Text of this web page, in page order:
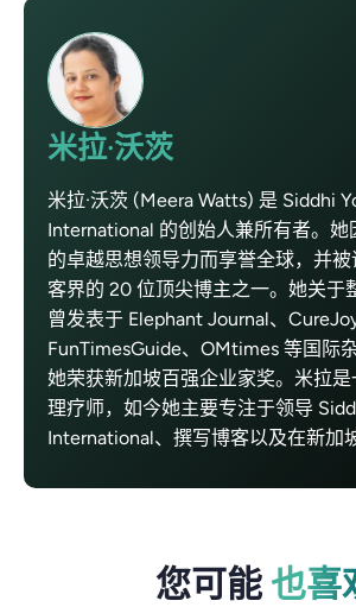
米拉·沃茨
米拉·沃茨 (Meera Watts) 是 Siddhi
International 的创始人兼所有者。她
的卓越思想领导力而享誉全球，并
客界的 20 位顶尖博主之一。她关于
曾发表于 Elephant Journal、CureJoy
FunTimesGuide、OMtimes 等国际
她荣获新加坡百强企业家奖。米拉
理疗师，如今她主要专注于领导
International、撰写博客以及在新加
您可能 也喜